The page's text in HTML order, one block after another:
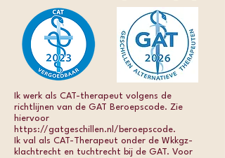
Ik werk als CAT-therapeut volgens de
richtlijnen van de GAT Beroepscode. Zie
hiervoor
https://gatgeschillen.nl/beroepscode.
Ik val als CAT-Therapeut onder de Wkkgz-
klachtrecht en tuchtrecht bij de GAT. Voor